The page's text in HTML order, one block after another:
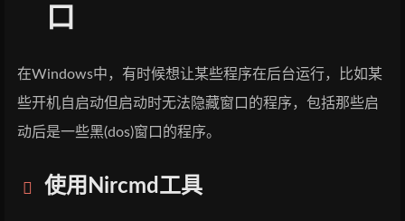
口
在Windows中，有时候想让某些程序在后台运行，比如某
些开机自启动但启动时无法隐藏窗口的程序，包括那些启
动后是一些黑(dos)窗口的程序。
使用Nircmd工具